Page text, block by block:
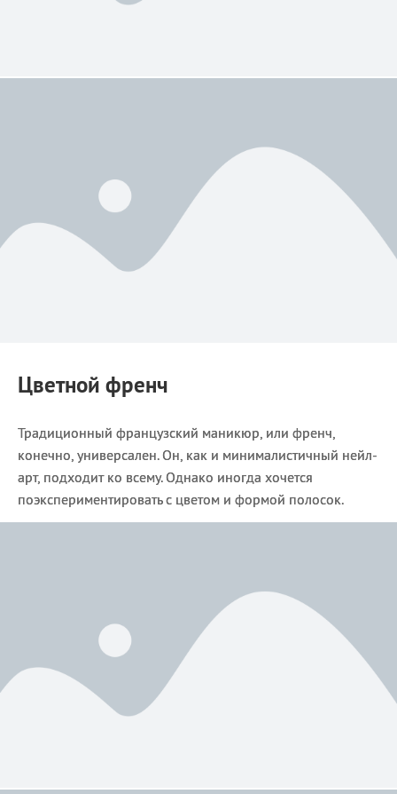
Цветной френч
Традиционный французский маникюр, или френч,
конечно, универсален. Он, как и минималистичный нейл-
арт, подходит ко всему. Однако иногда хочется
поэкспериментировать с цветом и формой полосок.